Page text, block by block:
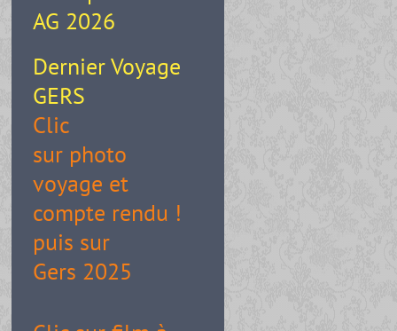
AG 2026
Dernier Voyage
GERS
Clic
sur photo
voyage et
compte rendu !
puis sur
Gers 2025